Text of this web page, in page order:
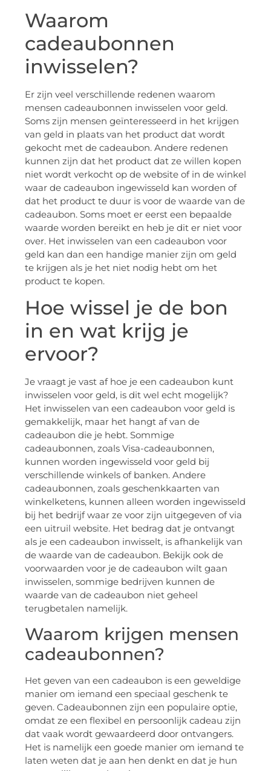
Waarom
cadeaubonnen
inwisselen?
Er zijn veel verschillende redenen waarom
mensen cadeaubonnen inwisselen voor geld.
Soms zijn mensen geïnteresseerd in het krijgen
van geld in plaats van het product dat wordt
gekocht met de cadeaubon. Andere redenen
kunnen zijn dat het product dat ze willen kopen
niet wordt verkocht op de website of in de winkel
waar de cadeaubon ingewisseld kan worden of
dat het product te duur is voor de waarde van de
cadeaubon. Soms moet er eerst een bepaalde
waarde worden bereikt en heb je dit er niet voor
over. Het inwisselen van een cadeaubon voor
geld kan dan een handige manier zijn om geld
te krijgen als je het niet nodig hebt om het
product te kopen.
Hoe wissel je de bon
in en wat krijg je
ervoor?
Je vraagt je vast af hoe je een cadeaubon kunt
inwisselen voor geld, is dit wel echt mogelijk?
Het inwisselen van een cadeaubon voor geld is
gemakkelijk, maar het hangt af van de
cadeaubon die je hebt. Sommige
cadeaubonnen, zoals Visa-cadeaubonnen,
kunnen worden ingewisseld voor geld bij
verschillende winkels of banken. Andere
cadeaubonnen, zoals geschenkkaarten van
winkelketens, kunnen alleen worden ingewisseld
bij het bedrijf waar ze voor zijn uitgegeven of via
een uitruil website. Het bedrag dat je ontvangt
als je een cadeaubon inwisselt, is afhankelijk van
de waarde van de cadeaubon. Bekijk ook de
voorwaarden voor je de cadeaubon wilt gaan
inwisselen, sommige bedrijven kunnen de
waarde van de cadeaubon niet geheel
terugbetalen namelijk.
Waarom krijgen mensen
cadeaubonnen?
Het geven van een cadeaubon is een geweldige
manier om iemand een speciaal geschenk te
geven. Cadeaubonnen zijn een populaire optie,
omdat ze een flexibel en persoonlijk cadeau zijn
dat vaak wordt gewaardeerd door ontvangers.
Het is namelijk een goede manier om iemand te
laten weten dat je aan hen denkt en dat je hun